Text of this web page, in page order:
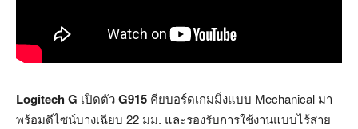
Logitech G เปิดตัวG915 คียบอร์ดเกมมิ่งแบบ Mechanical มา
พร้อมดีไซน์บางเฉียบ 22 มม. และรองรับการใช้งานแบบไร้สาย